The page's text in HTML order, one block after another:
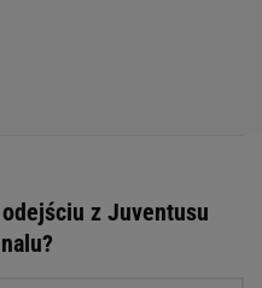
z Juventusu